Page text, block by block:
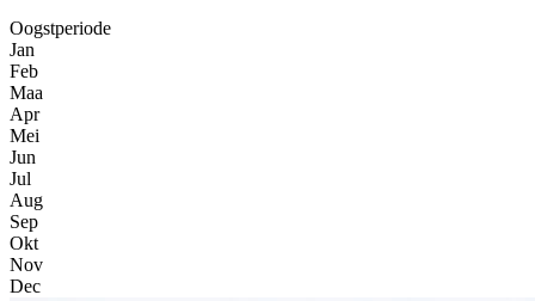
Oogstperiode
Jan
Feb
Maa
Apr
Mei
Jun
Jul
Aug
Sep
Okt
Nov
Dec